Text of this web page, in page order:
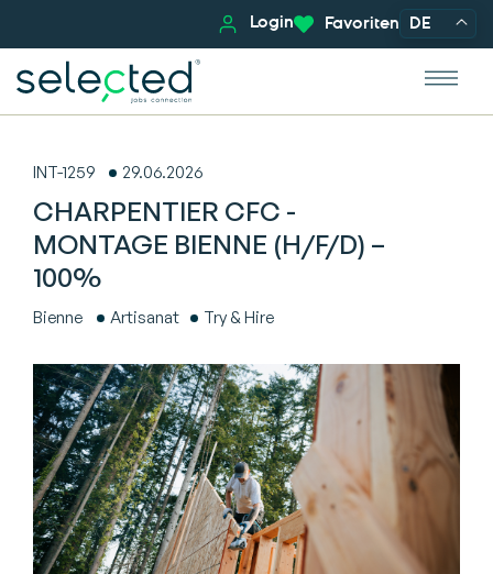
Login Favoriten DE
INT-1259 29.06.2026
CHARPENTIER CFC -
MONTAGE BIENNE (H/F/D) –
100%
Bienne Artisanat Try & Hire